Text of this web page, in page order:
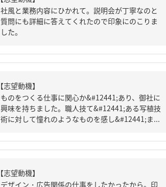
社風と業務内容にひかれて。説明会が丁寧なのと
質問にも詳細に答えてくれたので印象にのこりま
した。
【志望動機】
ものをつくる仕事に関心か&#12441;あり、御社に
興味を持ちました。職人技て&#12441;ある写植技
術に対して憧れのようなものを感し&#12441;ま...
【志望動機】
デザイン・広告関係の仕事をしたかったから。印